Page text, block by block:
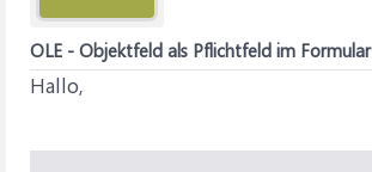
OLE - Objektfeld als Pflichtfeld im Formular
Hallo,